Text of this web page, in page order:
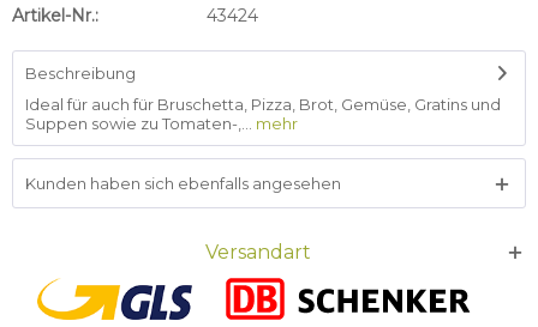
Artikel-Nr.:
43424
Beschreibung
Ideal für auch für Bruschetta, Pizza, Brot, Gemüse, Gratins und
Suppen sowie zu Tomaten-,...
mehr
Kunden haben sich ebenfalls angesehen
Versandart